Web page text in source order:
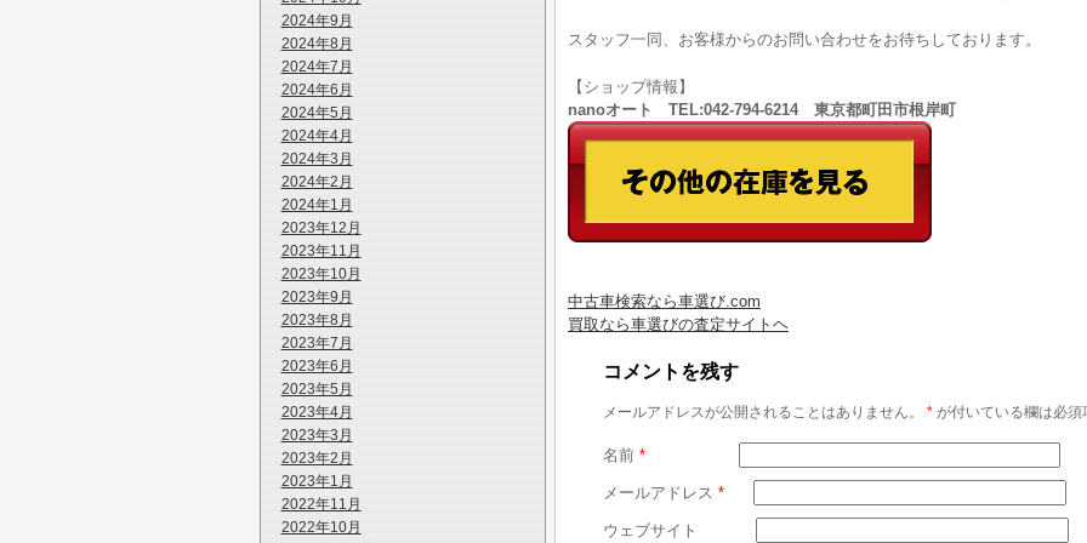
2024年9月
2024年8月
2024年7月
2024年6月
2024年5月
2024年4月
2024年3月
2024年2月
2024年1月
2023年12月
2023年11月
2023年10月
2023年9月
2023年8月
2023年7月
2023年6月
2023年5月
2023年4月
2023年3月
2023年2月
2023年1月
2022年11月
2022年10月
スタッフ一同、お客様からのお問い合わせをお待ちしております。
【ショップ情報】
nanoオート TEL:042-794-6214 東京都町田市根岸町
中古車検索なら車選び.com
買取なら車選びの査定サイトヘ
コメントを残す
メールアドレスが公開されることはありません。 * が付いている欄は必須
名前 *
メールアドレス *
ウェブサイト